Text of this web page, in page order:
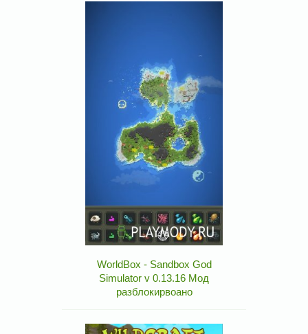
WorldBox - Sandbox God
Simulator v 0.13.16 Мод
разблокирвоано